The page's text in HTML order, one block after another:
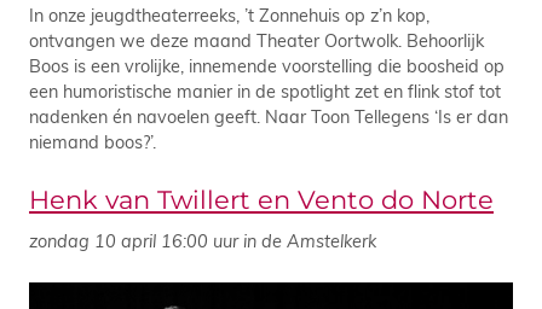
In onze jeugdtheaterreeks, ’t Zonnehuis op z’n kop,
ontvangen we deze maand Theater Oortwolk. Behoorlijk
Boos is een vrolijke, innemende voorstelling die boosheid op
een humoristische manier in de spotlight zet en flink stof tot
nadenken én navoelen geeft. Naar Toon Tellegens ‘Is er dan
niemand boos?’.
Henk van Twillert en Vento do Norte
zondag 10 april 16:00 uur in de Amstelkerk